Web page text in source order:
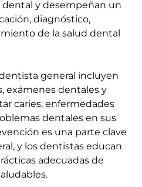
detalla las cookies y
el consentimiento en
TODAS
TODAS
LOS DERECHOS RESERVADOS